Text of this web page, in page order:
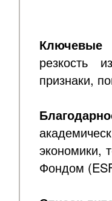
Ключевые
резкость
признаки,
экономики,
Фондом